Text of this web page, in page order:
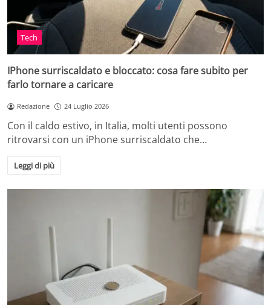
Tech
IPhone surriscaldato e bloccato: cosa fare subito per
farlo tornare a caricare
Redazione 24 Luglio 2026
Con il caldo estivo, in Italia, molti utenti possono
ritrovarsi con un iPhone surriscaldato che…
Leggi di più